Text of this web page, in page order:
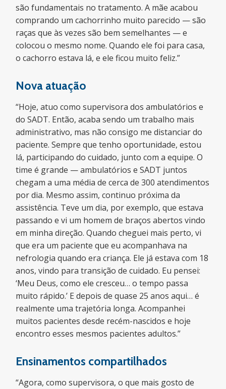
são fundamentais no tratamento. A mãe acabou
comprando um cachorrinho muito parecido — são
raças que às vezes são bem semelhantes — e
colocou o mesmo nome. Quando ele foi para casa,
o cachorro estava lá, e ele ficou muito feliz.”
Nova atuação
“Hoje, atuo como supervisora dos ambulatórios e
do SADT. Então, acaba sendo um trabalho mais
administrativo, mas não consigo me distanciar do
paciente. Sempre que tenho oportunidade, estou
lá, participando do cuidado, junto com a equipe. O
time é grande — ambulatórios e SADT juntos
chegam a uma média de cerca de 300 atendimentos
por dia. Mesmo assim, continuo próxima da
assistência. Teve um dia, por exemplo, que estava
passando e vi um homem de braços abertos vindo
em minha direção. Quando cheguei mais perto, vi
que era um paciente que eu acompanhava na
nefrologia quando era criança. Ele já estava com 18
anos, vindo para transição de cuidado. Eu pensei:
‘Meu Deus, como ele cresceu… o tempo passa
muito rápido.’ E depois de quase 25 anos aqui… é
realmente uma trajetória longa. Acompanhei
muitos pacientes desde recém-nascidos e hoje
encontro esses mesmos pacientes adultos.”
Ensinamentos compartilhados
“Agora, como supervisora, o que mais gosto de